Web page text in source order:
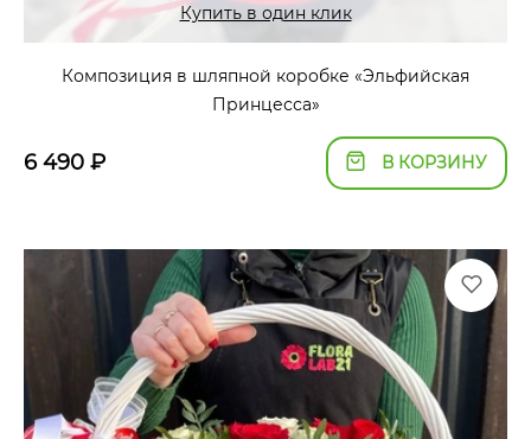
Купить в один клик
Композиция в шляпной коробке «Эльфийская
Принцесса»
6 490 ₽ В КОРЗИНУ